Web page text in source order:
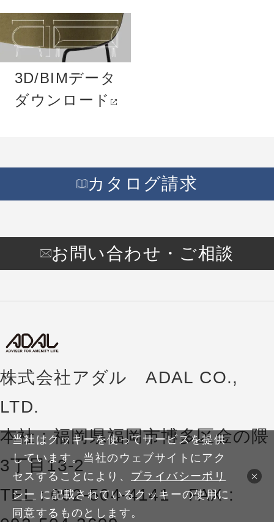
当社はクッキーを使ってサービスを提供
しています。当社のウェブサイトにアク
セスすることにより、 プライバシーポリ
シー に記載されているクッキーの使用に
同意するものとします。
3D/BIMデータ
ダウンロード
カタログ請求
お問い合わせ・ご相談
株式会社アダル ADAL CO.,
LTD.
本社 : 福岡県福岡市博多区金の隈
3丁目13-2
TEL : 092-504-4141 FAX :